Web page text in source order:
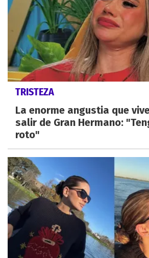
TRISTEZA
La enorme angustia que
salir de Gran Hermano:
roto"